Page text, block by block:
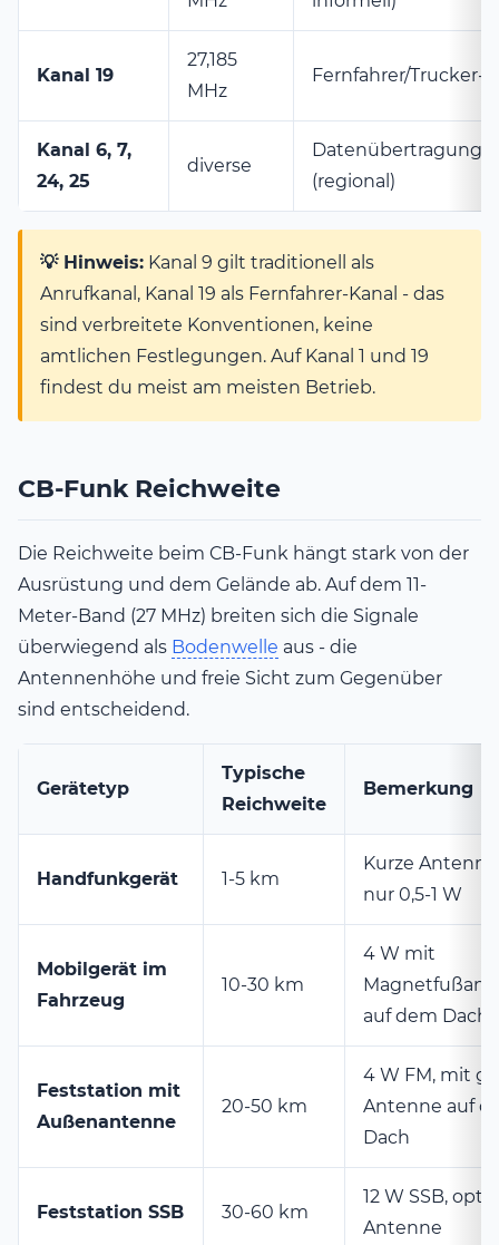
Kanal 19
27,185
MHz
Fernfahrer/Trucker-
Kanal 6, 7,
24, 25
diverse
Datenübertragung
(regional)
💡 Hinweis: Kanal 9 gilt traditionell als
Anrufkanal, Kanal 19 als Fernfahrer-Kanal - das
sind verbreitete Konventionen, keine
amtlichen Festlegungen. Auf Kanal 1 und 19
findest du meist am meisten Betrieb.
CB-Funk Reichweite
Die Reichweite beim CB-Funk hängt stark von der
Ausrüstung und dem Gelände ab. Auf dem 11-
Meter-Band (27 MHz) breiten sich die Signale
überwiegend als Bodenwelle aus - die
Antennenhöhe und freie Sicht zum Gegenüber
sind entscheidend.
Gerätetyp
Typische
Reichweite
Bemerkung
Handfunkgerät 1-5 km
Kurze
nur 0,5-1 W
Mobilgerät im
Fahrzeug
10-30 km
4 W mit
auf dem Dach
Feststation mit
Außenantenne
20-50 km
4 W FM, mit
Antenne auf
Dach
Feststation SSB 30-60 km
12 W SSB,
Antenne